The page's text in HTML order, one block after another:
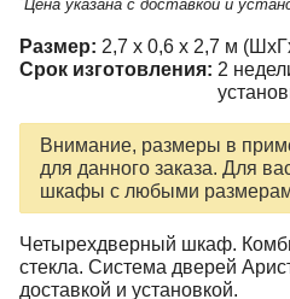
Цена указана с доставкой и
Размер: 2,7 x 0,6 x 2,7 м
Срок изготовления: 2
Внимание, размеры в
для данного заказа. Для
шкафы с любыми
Четырехдверный шкаф.
стекла. Система дверей
доставкой и установкой.